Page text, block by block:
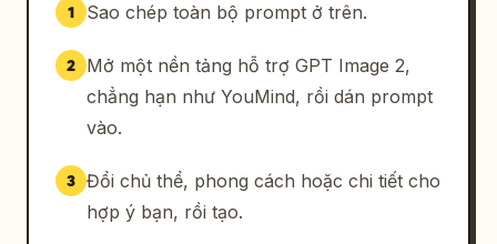
1 Sao chép toàn bộ prompt ở trên.
2
Mở một nền tảng hỗ trợ GPT Image 2,
chẳng hạn như YouMind, rồi dán prompt
vào.
3 Đổi chủ thể, phong cách hoặc chi tiết cho
hợp ý bạn, rồi tạo.